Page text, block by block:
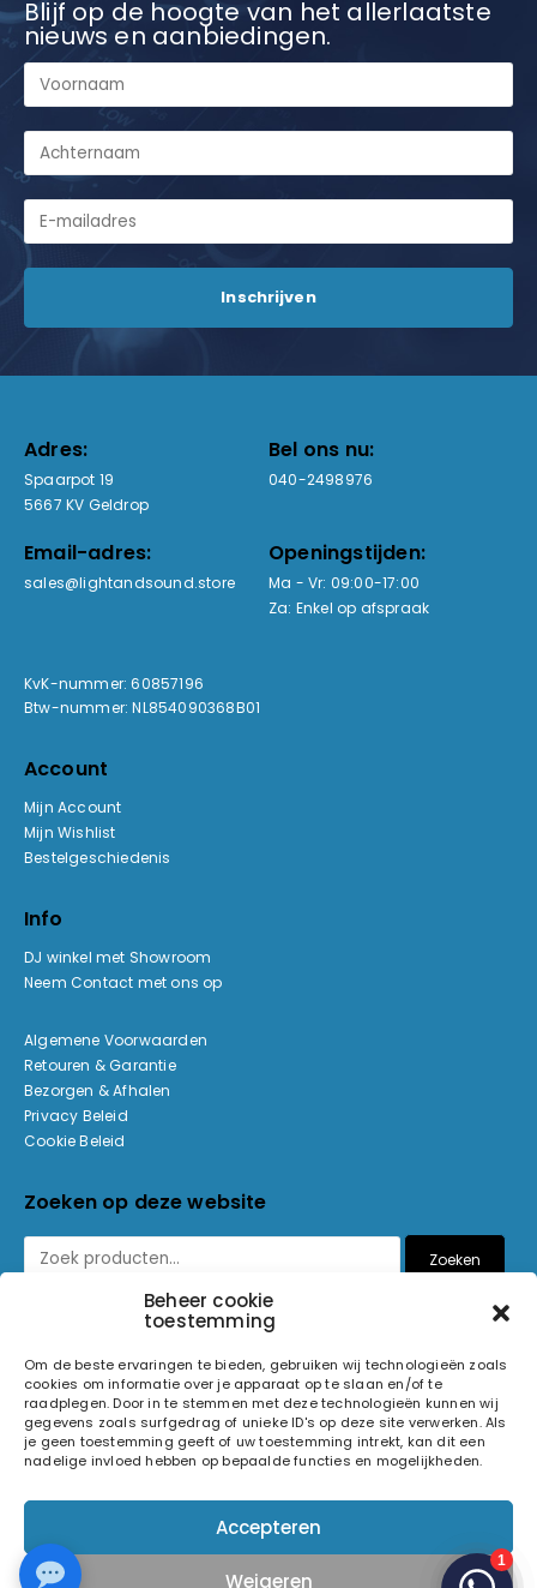
Beheer cookie
toestemming
Om de beste ervaringen te bieden, gebruiken wij technologieën zoals
cookies om informatie over je apparaat op te slaan en/of te
raadplegen. Door in te stemmen met deze technologieën kunnen wij
gegevens zoals surfgedrag of unieke ID's op deze site verwerken. Als
je geen toestemming geeft of uw toestemming intrekt, kan dit een
nadelige invloed hebben op bepaalde functies en mogelijkheden.
Accepteren
Weigeren
Blijf op de hoogte van het allerlaatste
nieuws en aanbiedingen.
Adres:
Spaarpot 19
5667 KV Geldrop
Bel ons nu:
040-2498976
Email-adres:
sales@lightandsound.store
Openingstijden:
Ma - Vr: 09:00-17:00
Za: Enkel op afspraak
KvK-nummer: 60857196
Btw-nummer: NL854090368B01
Account
Mijn Account
Mijn Wishlist
Bestelgeschiedenis
Info
DJ winkel met Showroom
Neem Contact met ons op
Algemene Voorwaarden
Retouren & Garantie
Bezorgen & Afhalen
Privacy Beleid
Cookie Beleid
Zoeken op deze website
Zoeken
© 2026 Light and Sound Factory. Alle rechten voorbehouden.